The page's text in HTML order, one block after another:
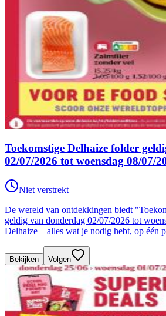
Toekomstige Delhaize folder
02/07/2026 tot woensdag 08/07/
Niet verstrekt
De wereld van ontdekkingen biedt
geldig van donderdag 02/07/2026 tot
Delhaize – alles wat je nodig hebt, op één
Bekijken Volgen